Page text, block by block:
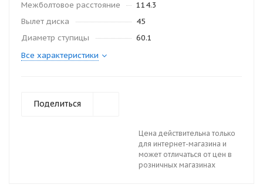
Межболтовое расстояние
114.3
Вылет диска
45
Диаметр ступицы
60.1
Все характеристики
Поделиться
Цена действительна только
для интернет-магазина и
может отличаться от цен в
розничных магазинах